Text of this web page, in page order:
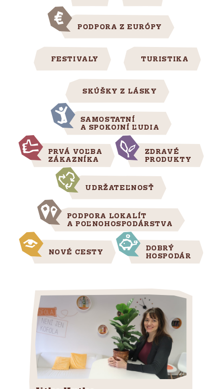
PODPORA Z EURÓPY
FESTIVALY TURISTIKA
SKÚŠKY Z LÁSKY
SAMOSTATNÍ
A SPOKOJNÍ ĽUDIA
PRVÁ VOĽBA
ZÁKAZNÍKA
ZDRAVÉ
PRODUKTY
UDRŽATEĽNOSŤ
PODPORA LOKALÍT
A POĽNOHOSPODÁRSTVA
NOVÉ CESTY
DOBRÝ
HOSPODÁR